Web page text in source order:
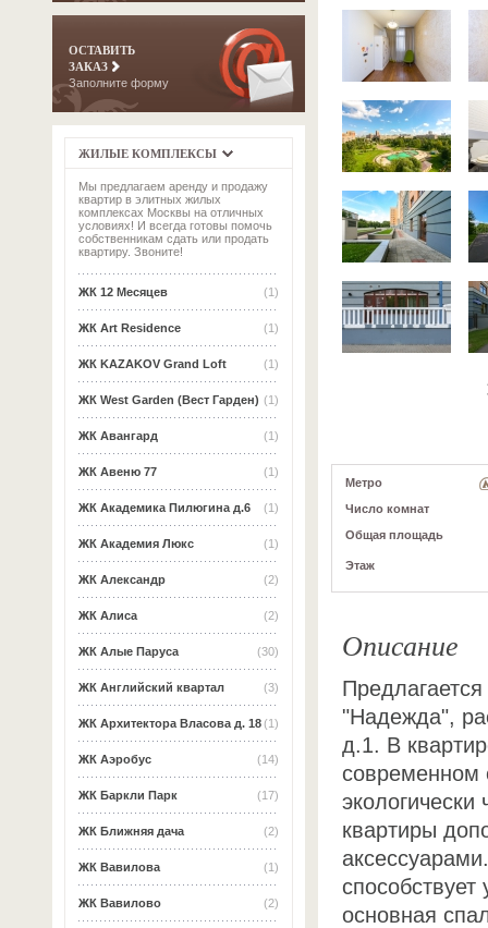
ОСТАВИТЬ
ЗАКАЗ
Заполните форму
ЖИЛЫЕ КОМПЛЕКСЫ
Мы предлагаем аренду и продажу
квартир в элитных жилых
комплексах Москвы на отличных
условиях! И всегда готовы помочь
собственникам сдать или продать
квартиру. Звоните!
(1)
ЖК 12 Месяцев
(1)
ЖК Art Residence
(1)
ЖК KAZAKOV Grand Loft
(1)
ЖК West Garden (Вест Гарден)
(1)
ЖК Авангард
(1)
ЖК Авеню 77
(1)
ЖК Академика Пилюгина д.6
(1)
ЖК Академия Люкс
(2)
ЖК Александр
(2)
ЖК Алиса
(30)
ЖК Алые Паруса
(3)
ЖК Английский квартал
(1)
ЖК Архитектора Власова д. 18
(14)
ЖК Аэробус
(17)
ЖК Баркли Парк
(2)
ЖК Ближняя дача
(1)
ЖК Вавилова
(2)
ЖК Вавилово
Метро
Число комнат
Общая площадь
Этаж
Описание
"Надежда",
д.1. В
современном
квартиры
способствует
основная